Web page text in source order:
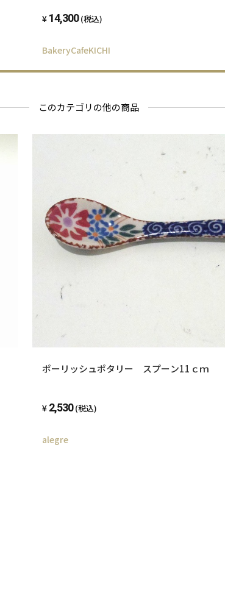
14,300(税込)
BakeryCafeKICHI
このカテゴリの他の商品
ポーリッシュポタリー スプーン11ｃｍ
2,530 (税込)
alegre